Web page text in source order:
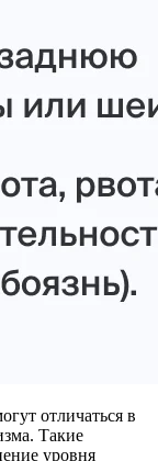
отличаться в
Такие
уровня